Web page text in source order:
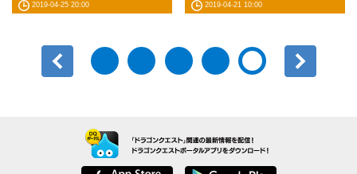
2019-04-25 20:00 2019-04-21 10:00
前へ